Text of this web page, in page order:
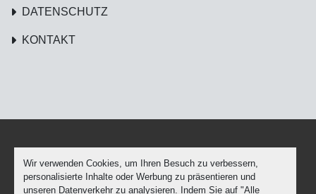
Wir verwenden Cookies, um Ihren Besuch zu verbessern,
personalisierte Inhalte oder Werbung zu präsentieren und
unseren Datenverkehr zu analysieren. Indem Sie auf "Alle
DATENSCHUTZ
KONTAKT
Cookie-Einstellungen
Machinio System-Website vonMachinio